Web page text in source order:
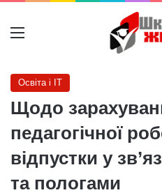
Меню
Освіта і IT
Щодо
педагогічної
відпустки у
та пологами